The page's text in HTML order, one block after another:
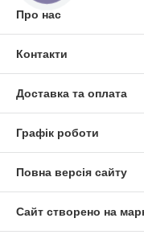
Про нас
Контакти
Доставка та оплата
Графік роботи
Повна версія сайту
Сайт створено на